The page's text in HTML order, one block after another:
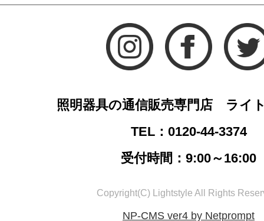
照明器具の通信販売専門店 ライ
TEL：0120-44-3374
受付時間：9:00～16:00
Copyright(C) Lightstyle All Rights
NP-CMS ver4 by Netprompt